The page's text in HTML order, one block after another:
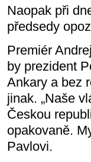
Naopak při
předsedy
Premiér
by prezident
Ankary a bez
jinak. „Naše
Českou
opakovaně.
Pavlovi.